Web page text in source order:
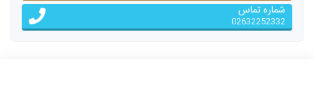
شماره تماس
02632252332